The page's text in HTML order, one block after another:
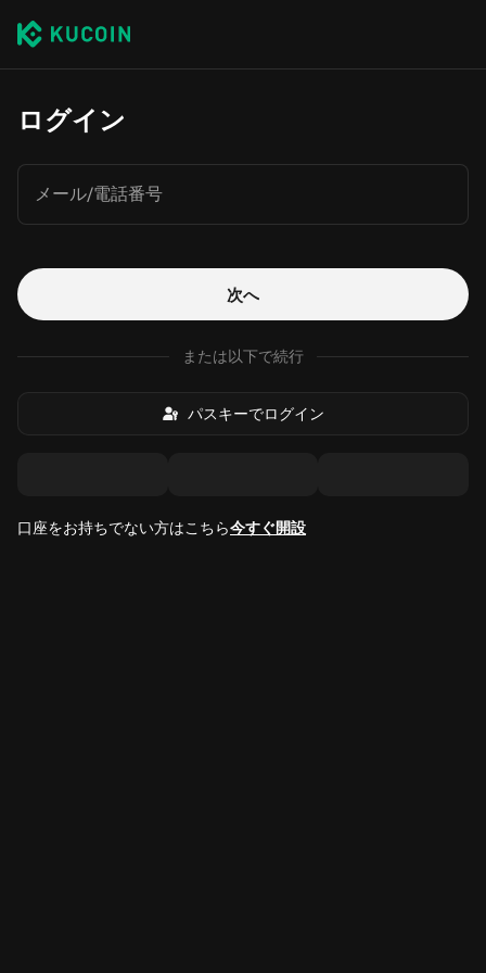
ログイン
メール/電話番号
次へ
または以下で続行
パスキーでログイン
口座をお持ちでない方はこちら今すぐ開設